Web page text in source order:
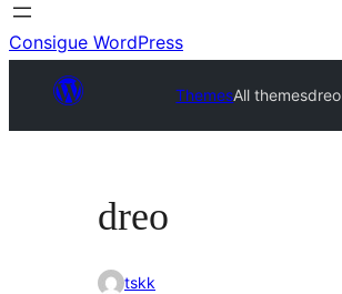
Consigue WordPress
ThemesAll themesdreo
dreo
tskk